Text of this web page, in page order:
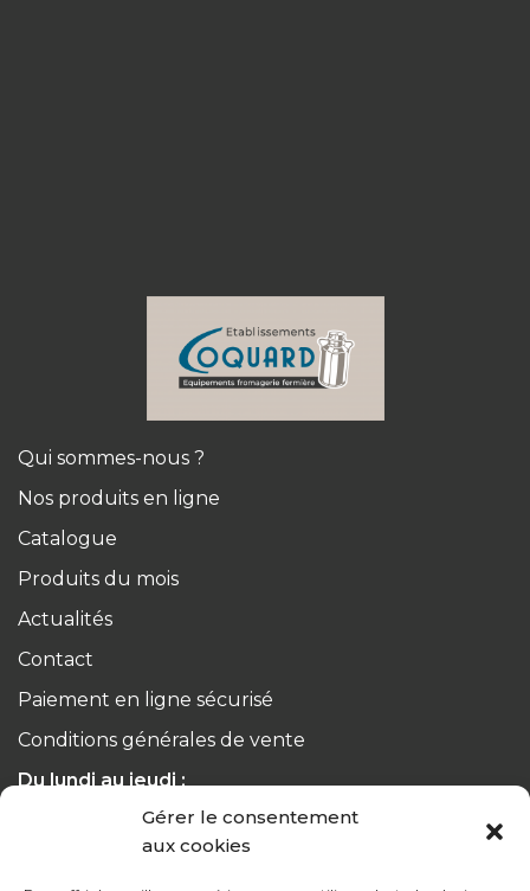
Gérer le consentement
aux cookies
Qui sommes-nous ?
Nos produits en ligne
Catalogue
Produits du mois
Actualités
Contact
Paiement en ligne sécurisé
Conditions générales de vente
Du lundi au jeudi :
de 8h à 12h30 et de 13h30 à 17h20